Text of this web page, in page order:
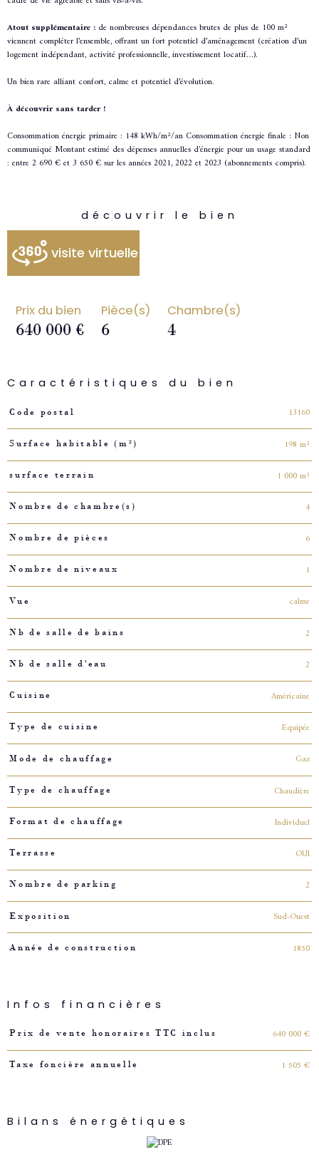
Atout supplémentaire : de nombreuses dépendances brutes de plus de 100 m²
viennent compléter l’ensemble, offrant un fort potentiel d’aménagement (création d’un
logement indépendant, activité professionnelle, investissement locatif…).
Un bien rare alliant confort, calme et potentiel d’évolution.
À découvrir sans tarder !
Consommation énergie primaire : 148 kWh/m²/an Consommation énergie finale : Non
communiqué Montant estimé des dépenses annuelles d'énergie pour un usage standard
: entre 2 690 € et 3 650 € sur les années 2021, 2022 et 2023 (abonnements compris).
découvrir le bien
visite virtuelle
Prix du bien
640 000 €
Pièce(s)
6
Chambre(s)
4
Caractéristiques du bien
Caractéristiques Valeurs
Code postal 13160
Surface habitable (m²) 198 m²
surface terrain 1 000 m²
Nombre de chambre(s) 4
Nombre de pièces 6
Nombre de niveaux 1
Vue calme
Nb de salle de bains 2
Nb de salle d'eau 2
Cuisine Américaine
Type de cuisine Equipée
Mode de chauffage Gaz
Type de chauffage Chaudière
Format de chauffage Individuel
Terrasse OUI
Nombre de parking 2
Exposition Sud-Ouest
Année de construction 1850
Infos financières
Caractéristiques Valeurs
Prix de vente honoraires TTC inclus 640 000 €
Taxe foncière annuelle 1 505 €
Bilans énergétiques